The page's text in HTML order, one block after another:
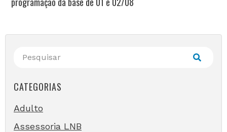
CATEGORIAS
Adulto
Assessoria LNB